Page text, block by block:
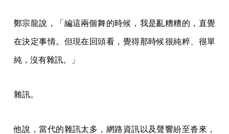
鄭宗龍說，「編這兩個舞的時候，我是亂糟糟的，直覺
在決定事情。但現在回頭看，覺得那時候很純粹、很單
純，沒有雜訊。」
雜訊。
他說，當代的雜訊太多，網路資訊以及聲響紛至沓來，